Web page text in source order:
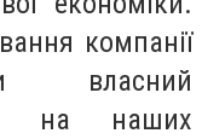
компанії
власний
на наших